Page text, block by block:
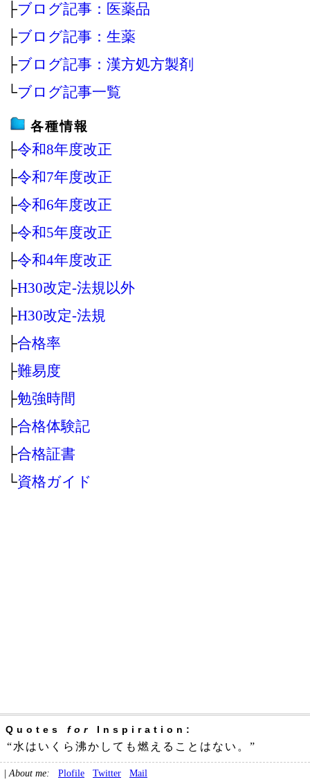
├ブログ記事：医薬品
├ブログ記事：生薬
├ブログ記事：漢方処方製剤
└ブログ記事一覧
各種情報
├令和8年度改正
├令和7年度改正
├令和6年度改正
├令和5年度改正
├令和4年度改正
├H30改定‐法規以外
├H30改定‐法規
├合格率
├難易度
├勉強時間
├合格体験記
├合格証書
└資格ガイド
Quotes for Inspiration:
“水はいくら沸かしても燃えることはない。”
|About me: Plofile Twitter Mail